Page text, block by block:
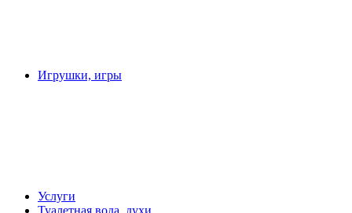
Игрушки, игры
Услуги
Туалетная вода, духи